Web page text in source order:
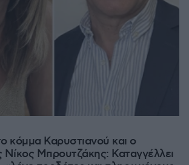
κόμμα Καρυστιανού και ο
Νίκος Μπρουτζάκης: Καταγγέλλει